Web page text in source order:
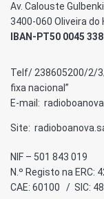
Av. Calouste
3400-060 Oliveira do
IBAN-PT50 0045
Telf/ 238605200/2/
fixa nacional”
E-mail:
Site:
NIF – 501 843 019
N.º Registo na ERC:
CAE: 60100 / SIC: